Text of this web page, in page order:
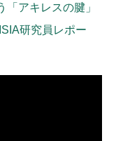
アキレスの腱」
研究員レポー